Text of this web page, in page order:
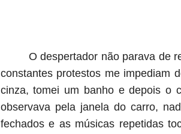
O despertador não parava de
constantes protestos me impediam
cinza, tomei um banho e depois o
observava pela janela do carro,
fechados e as músicas repetidas